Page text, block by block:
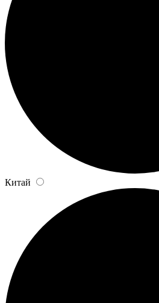
Китай